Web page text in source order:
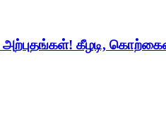
அற்புதங்கள்! கீழடி,